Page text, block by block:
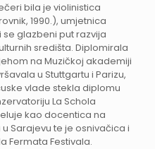
bila je violinistica
1990.), umjetnica
glazbeni put razvija
središta. Diplomirala
na Muzičkoj akademiji
u Stuttgartu i Parizu,
vlade stekla diplomu
La Schola
kao docentica na
Sarajevu te je osnivačica i
Fermata Festivala.